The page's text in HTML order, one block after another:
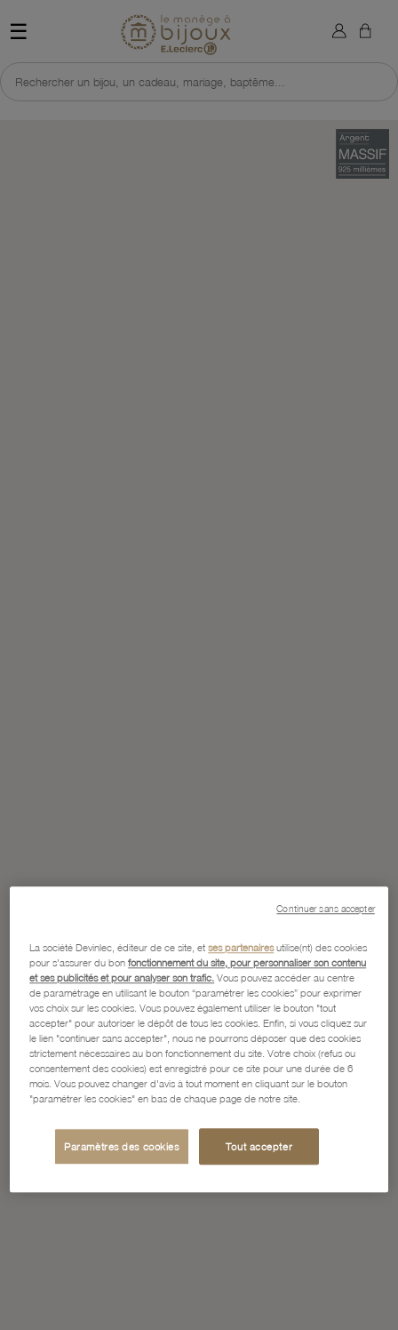
☰ Retour à l'accueil du site
Rechercher un bijou, un cadeau, mariage, baptême...
×
La société Devinlec, éditeur de ce site, etses partenairesutilise(nt) des cookies
pour s'assurer du bonfonctionnement du site, pour personnaliser son contenu
et ses publicités et pour analyser son trafic. Vous pouvez accéder au centre
de paramétrage en utilisant le bouton “paramétrer les cookies” pour exprimer
vos choix sur les cookies. Vous pouvez également utiliser le bouton "tout
accepter" pour autoriser le dépôt de tous les cookies. Enfin, si vous cliquez sur
le lien "continuer sans accepter", nous ne pourrons déposer que des cookies
strictement nécessaires au bon fonctionnement du site. Votre choix (refus ou
consentement des cookies) est enregistré pour ce site pour une durée de 6
mois. Vous pouvez changer d'avis à tout moment en cliquant sur le bouton
"paramétrer les cookies" en bas de chaque page de notre site.
Paramètres des cookies Tout accepter
Continuer sans accepter